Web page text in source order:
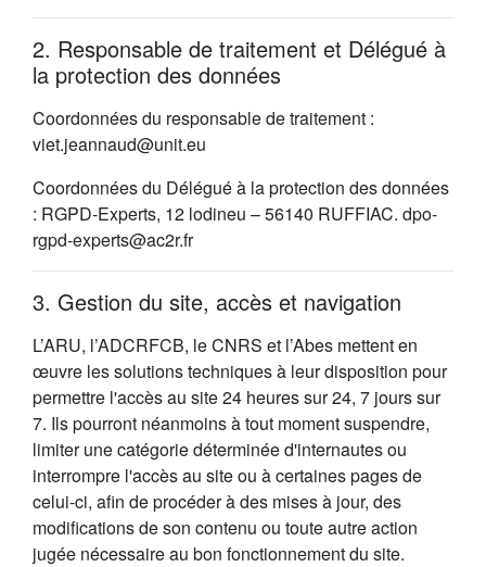
2. Responsable de traitement et Délégué à
la protection des données
Coordonnées du responsable de traitement :
viet.jeannaud@unit.eu
Coordonnées du Délégué à la protection des données
: RGPD-Experts, 12 lodineu – 56140 RUFFIAC. dpo-
rgpd-experts@ac2r.fr
3. Gestion du site, accès et navigation
L’ARU, l’ADCRFCB, le CNRS et l’Abes mettent en
œuvre les solutions techniques à leur disposition pour
permettre l'accès au site 24 heures sur 24, 7 jours sur
7. Ils pourront néanmoins à tout moment suspendre,
limiter une catégorie déterminée d'internautes ou
interrompre l'accès au site ou à certaines pages de
celui-ci, afin de procéder à des mises à jour, des
modifications de son contenu ou toute autre action
jugée nécessaire au bon fonctionnement du site.